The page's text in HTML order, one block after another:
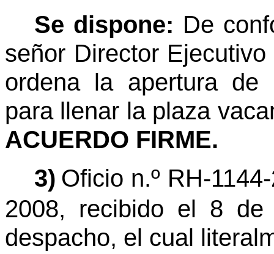
Se dispone: De
señor Director
ordena la apertura de
para llenar la plaza
ACUERDO FIRME.
3) Oficio n.º RH-
2008, recibido el 8
despacho, el cual